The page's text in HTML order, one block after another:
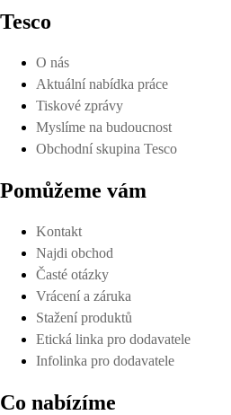
Tesco
O nás
Aktuální nabídka práce
Tiskové zprávy
Myslíme na budoucnost
Obchodní skupina Tesco
Pomůžeme vám
Kontakt
Najdi obchod
Časté otázky
Vrácení a záruka
Stažení produktů
Etická linka pro dodavatele
Infolinka pro dodavatele
Co nabízíme